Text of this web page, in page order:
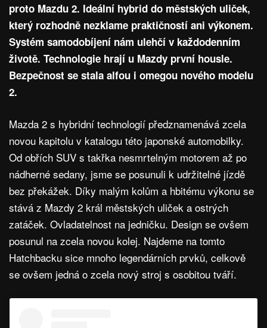
proto Mazdu 2. Ideální hybrid do městských uliček,
který rozhodně nezklame praktičností ani výkonem.
Systém samodobíjení nám ulehčí v každodenním
životě. Technologie hrají u Mazdy první housle.
Bezpečnost se stala alfou i omegou nového modelu
2.
Mazda 2 s hybridní technologií předznamenává zcela
novou kapitolu v katalogu této japonské automobilky.
Od obřích SUV s takřka nesmrtelným motorem až po
nádherné sedany, jsme se posunuli k udržitelné jízdě
bez překážek. Díky malým kolům a hbitému výkonu se
stává z Mazdy 2 král městských uliček a ostrých
zatáček. Ovladatelnost na jedničku. Design se ovšem
posunul na zcela novou kolej. Najdeme na tomto
Hatchbacku sice mnoho legendárních prvků, celkově
se ovšem jedná o zcela nový stroj s osobitou tváří.